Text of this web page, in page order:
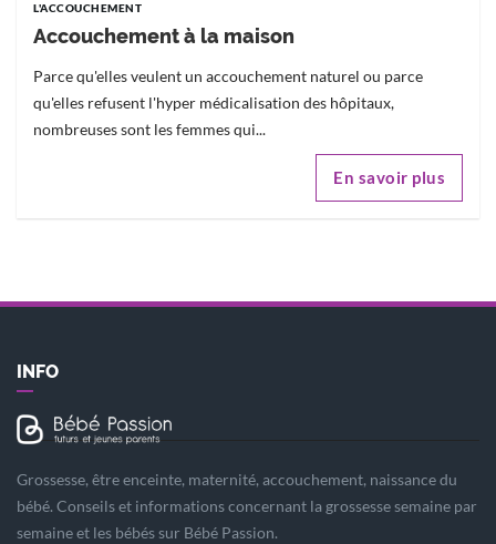
L'ACCOUCHEMENT
Accouchement à la maison
Parce qu'elles veulent un accouchement naturel ou parce
qu'elles refusent l'hyper médicalisation des hôpitaux,
nombreuses sont les femmes qui...
En savoir plus
INFO
Grossesse, être enceinte, maternité, accouchement, naissance du
bébé. Conseils et informations concernant la grossesse semaine par
semaine et les bébés sur Bébé Passion.